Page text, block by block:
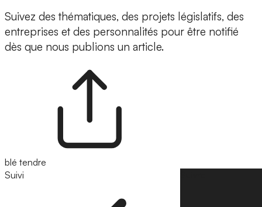
Suivez des thématiques, des projets législatifs, des
entreprises et des personnalités pour être notifié
dès que nous publions un article.
blé tendre
Suivi